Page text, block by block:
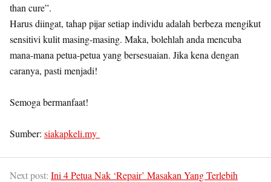
than cure”.
Harus diingat, tahap pijar setiap individu adalah berbeza mengikut
sensitivi kulit masing-masing. Maka, bolehlah anda mencuba
mana-mana petua-petua yang bersesuaian. Jika kena dengan
caranya, pasti menjadi!
Semoga bermanfaat!
Sumber: siakapkeli.my
Next post: Ini 4 Petua Nak ‘Repair’ Masakan Yang Terlebih